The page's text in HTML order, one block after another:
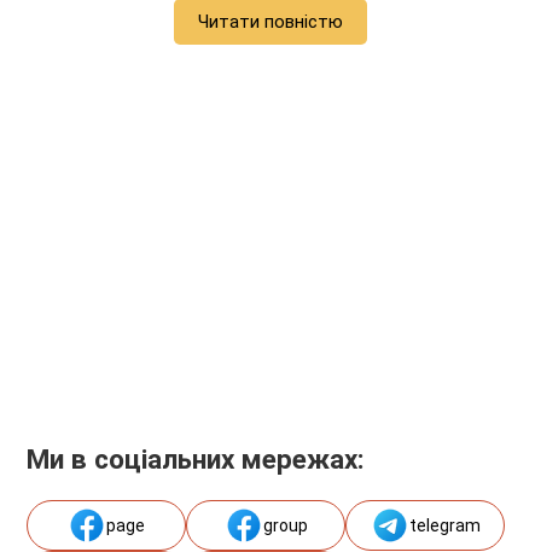
Читати повністю
Ми в соціальних мережах:
page group telegram